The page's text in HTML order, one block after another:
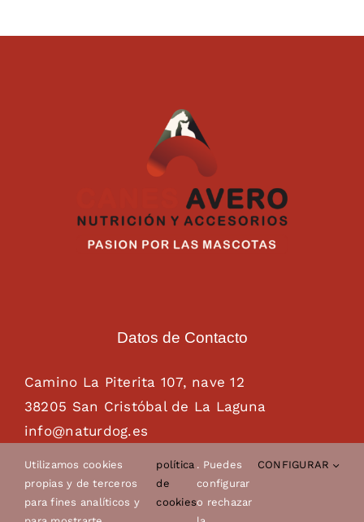
Datos de Contacto
Camino La Piterita 107, nave 12
38205 San Cristóbal de La Laguna
info@naturdog.es
Tel. 922 89 85 89 – 681 28 85 26
Utilizamos cookies
propias y de terceros
para fines analíticos y
política
de
cookies
. Puedes
configurar
o rechazar
CONFIGURAR